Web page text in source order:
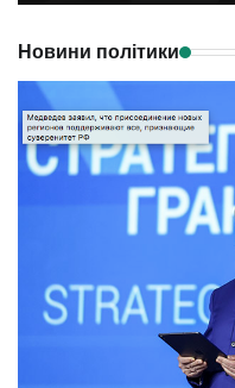
Новини політики